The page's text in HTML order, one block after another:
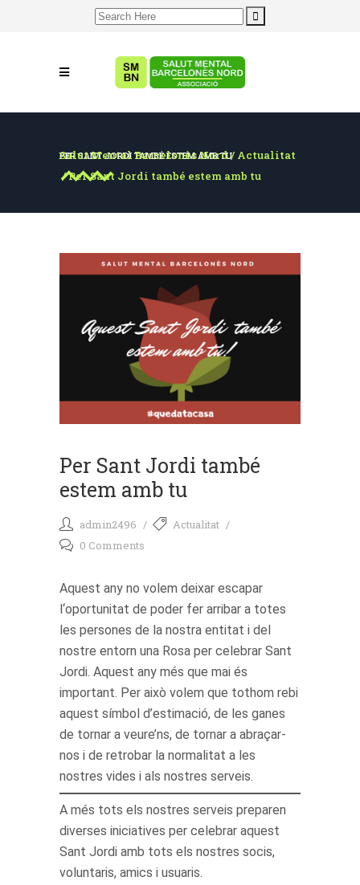
Search
PER SANT JORDI TAMBÉ ESTEM AMB TU
Salut Mental Barcelonès Nord/ Actualitat
/Per Sant Jordi també estem amb tu
Per Sant Jordi també
estem amb tu
admin2496
Actualitat
0 Comments
Aquest any no volem deixar escapar
l‘oportunitat de poder fer arribar a totes
les persones de la nostra entitat i del
nostre entorn una Rosa per celebrar Sant
Jordi. Aquest any més que mai és
important. Per això volem que tothom rebi
aquest símbol d’estimació, de les ganes
de tornar a veure’ns, de tornar a abraçar-
nos i de retrobar la normalitat a les
nostres vides i als nostres serveis.
A més tots els nostres serveis preparen
diverses iniciatives per celebrar aquest
Sant Jordi amb tots els nostres socis,
voluntaris, amics i usuaris.